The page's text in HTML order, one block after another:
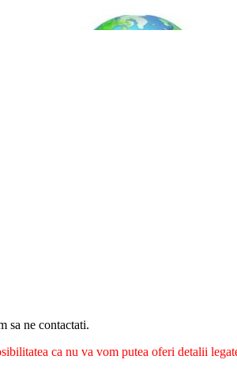
sa ne contactati.
ca nu va vom putea oferi detalii